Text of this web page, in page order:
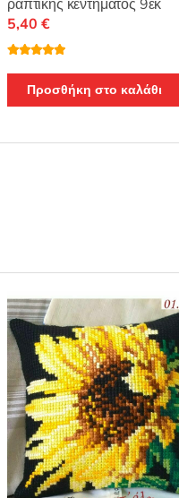
ραπτικής κεντήματος 9εκ
θηκε με5.00
από 5
5,40 €
Προσθήκη στο καλάθι